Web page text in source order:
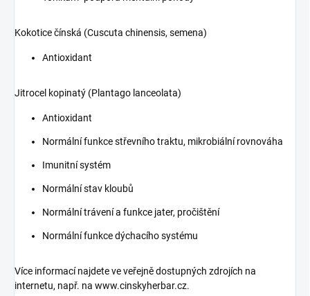
Kokotice čínská (Cuscuta chinensis, semena)
Antioxidant
Jitrocel kopinatý (Plantago lanceolata)
Antioxidant
Normální funkce střevního traktu, mikrobiální rovnováha
Imunitní systém
Normální stav kloubů
Normální trávení a funkce jater, pročištění
Normální funkce dýchacího systému
Více informací najdete ve veřejně dostupných zdrojích na
internetu, např. na www.cinskyherbar.cz.